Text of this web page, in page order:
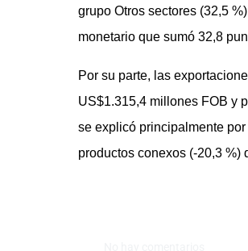
grupo Otros sectores (32,5
monetario que sumó 32,8
Por su parte, las
US$1.315,4 millones FOB y
se explicó principalmente
productos conexos (-20,3